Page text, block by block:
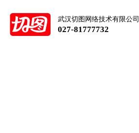
武汉切图网络技术有限公司
027-81777732